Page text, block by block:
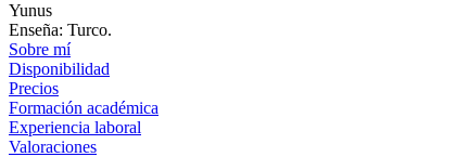
Yunus
Enseña: Turco.
Sobre mí
Disponibilidad
Precios
Formación académica
Experiencia laboral
Valoraciones